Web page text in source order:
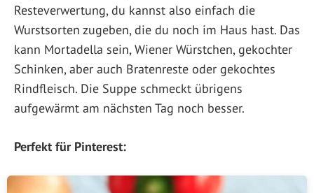
Resteverwertung, du kannst also einfach die
Wurstsorten zugeben, die du noch im Haus hast. Das
kann Mortadella sein, Wiener Würstchen, gekochter
Schinken, aber auch Bratenreste oder gekochtes
Rindfleisch. Die Suppe schmeckt übrigens
aufgewärmt am nächsten Tag noch besser.
Perfekt für Pinterest: